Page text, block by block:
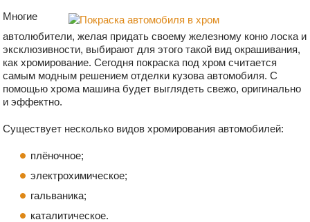
Многие
автолюбители, желая придать своему железному коню лоска и
эксклюзивности, выбирают для этого такой вид окрашивания,
как хромирование. Сегодня покраска под хром считается
самым модным решением отделки кузова автомобиля. С
помощью хрома машина будет выглядеть свежо, оригинально
и эффектно.
Существует несколько видов хромирования автомобилей:
плёночное;
электрохимическое;
гальваника;
каталитическое.